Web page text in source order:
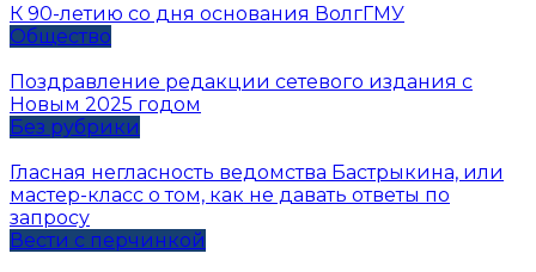
К 90-летию со дня основания ВолгГМУ
Общество
Поздравление редакции сетевого издания с
Новым 2025 годом
Без рубрики
Гласная негласность ведомства Бастрыкина, или
мастер-класс о том, как не давать ответы по
запросу
Вести с перчинкой